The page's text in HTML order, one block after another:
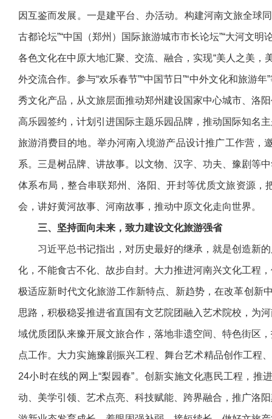
因互鉴而发展。一是建平台、办活动。构建河南文旅全球
古都论坛”“中国（郑州）国际旅游城市市长论坛”“大河文
各色文化在中原大地汇聚、交流、融合，实现“美人之美，
外交流合作。参与“欢乐春节”“中国节日”“中外文化和旅游
秀文化产品，从文旅层面推动郑州建设国家中心城市、洛
高乐园签约，计划引进国际主题乐园品牌，推动国际知名
旅游消费目的地。举办河南入境游产品设计推广工作营，
系。三是树品牌、讲故事。以文物、汉字、功夫、豫剧等
体系布局，整合串联郑州、洛阳、开封等优质文旅资源，
会，讲好黄河故事、河南故事，推动中原文化走向世界。
三、坚持面向未来，致力建设文化旅游强省
习近平总书记指出，对历史最好的继承，就是创造新的
化，不能食古不化、故步自封。大力推进河南兴文化工程
极适应新时代文化旅游工作新特点、新趋势，在改革创新
思路，积极稳妥推进省直国有文艺院团融入艺术院校，为
域优质团队来豫开展文旅合作，落地非遗空间、特色街区
点工作。大力实施豫剧振兴工程、舞台艺术精品创作工程
24小时在线的网上“梨园春”。创新实施文化惠民工程，
动、美学引领、艺术点亮、科技赋能、跨界融合，推广洛